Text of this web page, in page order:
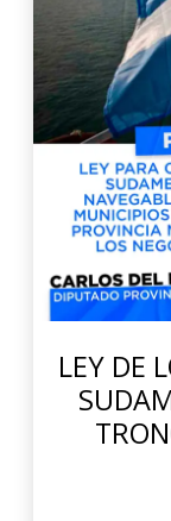
LEY DE